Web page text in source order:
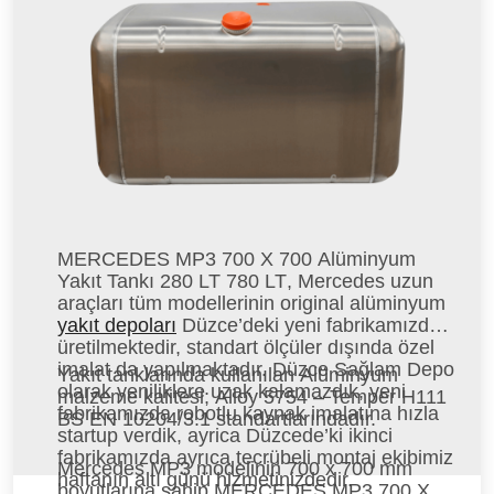
MERCEDES MP3 700 X 700 Alüminyum
Yakıt Tankı 280 LT 780 LT, Mercedes uzun
araçları tüm modellerinin original alüminyum
yakıt depoları Düzce’deki yeni fabrikamızda
üretilmektedir, standart ölçüler dışında özel
imalat da yapılmaktadır. Düzce Sağlam Depo
olarak yeniliklere uzak kalamazdık, yeni
fabrikamızda robotlu kaynak imalatına hızla
startup verdik, ayrica Düzcede’ki ikinci
fabrikamızda ayrıca tecrübeli montaj ekibimiz
haftanın altı günü hizmetinizdedir.
Yakıt tanklarında kullanılan Alüminyum
malzeme kalitesi; Alloy 5754 – Temper H111
BS EN 10204/3.1 standartlarındadır.
Mercedes MP3 modelinin 700 x 700 mm